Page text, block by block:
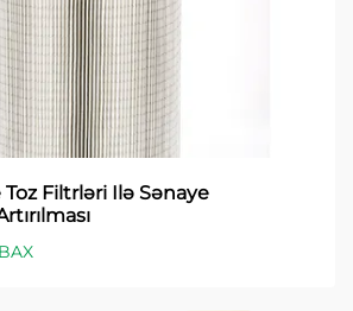
Filtrləri Ilə Sənaye